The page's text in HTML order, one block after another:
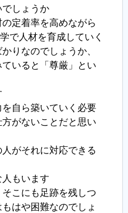
しょうか
定着率を高めながら
で人材を育成していく
りなのでしょうか、
いると「尊厳」とい
自ら築いていく必要
がないことだと思い
がそれに対応できる
もいます
こにも足跡を残しつ
はや困難なのでしょ